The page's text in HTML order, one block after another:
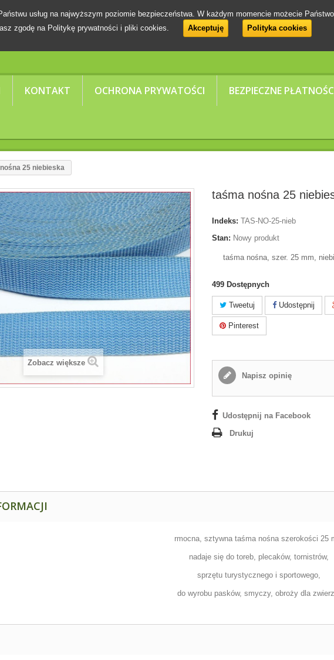
KONTAKT OCHRONA PRYWATOŚCI BEZPIECZNE
usług na najwyższym poziomie bezpieczeństwa. W każdym momencie możecie
zgodę na Politykę prywatności i pliki cookies.
Akceptuję Polityka cookies
25 niebieska
Zobacz większe
taśma nośna 25
Indeks: TAS-NO-25-nieb
Stan: Nowy produkt
taśma nośna, szer. 25 mm,
499 Dostępnych
Tweetuj Udostępnij
Pinterest
Napisz opinię
Udostępnij na Facebook
Drukuj
rmocna, sztywna taśma nośna szerokości 25
nadaje się do toreb, plecaków, tornistrów,
sprzętu turystycznego i sportowego,
do wyrobu pasków, smyczy, obroży dla